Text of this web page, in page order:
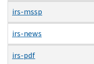
irs-mssp
irs-news
irs-pdf